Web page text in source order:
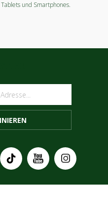
Tablets und Smartphones.